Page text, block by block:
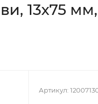
13х75
Артикул: